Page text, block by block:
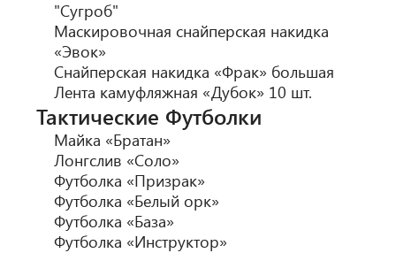
"Сугроб"
Маскировочная снайперская накидка
«Эвок»
Снайперская накидка «Фрак» большая
Лента камуфляжная «Дубок» 10 шт.
Тактические Футболки
Майка «Братан»
Лонгслив «Соло»
Футболка «Призрак»
Футболка «Белый орк»
Футболка «База»
Футболка «Инструктор»